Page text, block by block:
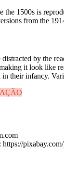
the 1500s is
from the
by the
it look like
their infancy.
https://